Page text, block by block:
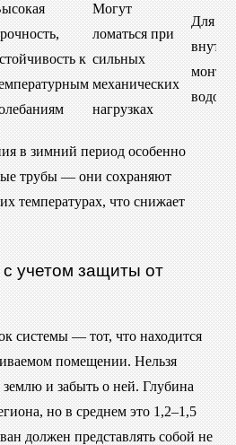
к
Могут
ломаться при
сильных
механических
нагрузках
Для
в зимний период особенно
трубы — они сохраняют
температурах, что снижает
учетом защиты от
системы — тот, что находится
помещении. Нельзя
землю и забыть о ней. Глубина
но в среднем это 1,2–1,5
должен представлять собой не